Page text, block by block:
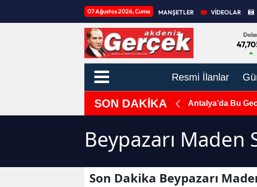
07 Ağustos 2026, Cuma MANŞETLER VİDEOLAR
Resmi İlanlar
SON DAKİKA Antalya’da Bu
Beypazarı
Son Dakika Beypazarı